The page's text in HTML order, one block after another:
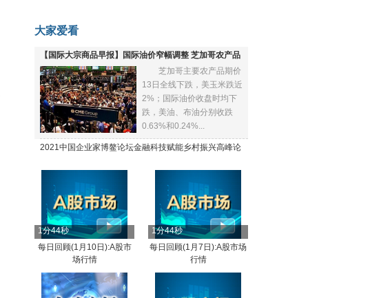
大家爱看
【国际大宗商品早报】国际油价窄幅调整 芝加哥农产品
全线下跌
芝加哥主要农产品期价
13日全线下跌，美玉米跌近
2%；国际油价收盘时均下
跌，美油、布油分别收跌
0.63%和0.24%...
2021中国企业家博鳌论坛金融科技赋能乡村振兴高峰论
1分44秒
每日回顾(1月10日):A股市
场行情
1分44秒
每日回顾(1月7日):A股市场
行情